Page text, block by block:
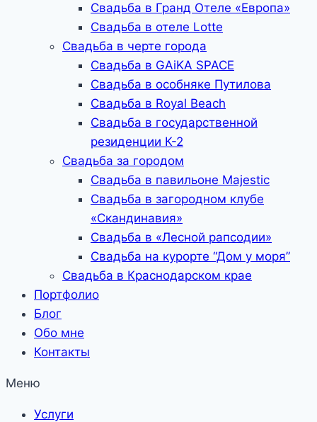
Свадьба в Гранд Отеле «Европа»
Свадьба в отеле Lotte
Свадьба в черте города
Свадьба в GAiKA SPACE
Свадьба в особняке Путилова
Свадьба в Royal Beach
Свадьба в государственной
резиденции К-2
Свадьба за городом
Свадьба в павильоне Majestic
Свадьба в загородном клубе
«Скандинавия»
Свадьба в «Лесной рапсодии»
Свадьба на курорте “Дом у моря”
Свадьба в Краснодарском крае
Портфолио
Блог
Обо мне
Контакты
Меню
Услуги